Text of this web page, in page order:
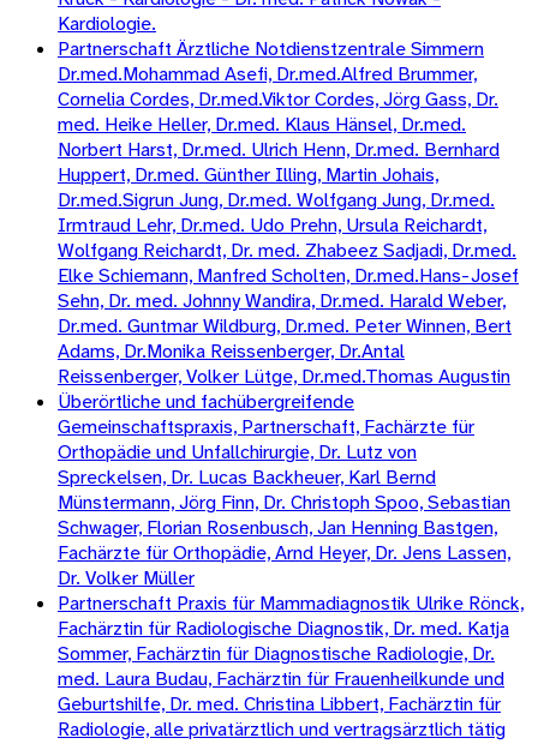
Kardiologie.
Partnerschaft Ärztliche Notdienstzentrale Simmern
Dr.med.Mohammad Asefi, Dr.med.Alfred Brummer,
Cornelia Cordes, Dr.med.Viktor Cordes, Jörg Gass, Dr.
med. Heike Heller, Dr.med. Klaus Hänsel, Dr.med.
Norbert Harst, Dr.med. Ulrich Henn, Dr.med. Bernhard
Huppert, Dr.med. Günther Illing, Martin Johais,
Dr.med.Sigrun Jung, Dr.med. Wolfgang Jung, Dr.med.
Irmtraud Lehr, Dr.med. Udo Prehn, Ursula Reichardt,
Wolfgang Reichardt, Dr. med. Zhabeez Sadjadi, Dr.med.
Elke Schiemann, Manfred Scholten, Dr.med.Hans-Josef
Sehn, Dr. med. Johnny Wandira, Dr.med. Harald Weber,
Dr.med. Guntmar Wildburg, Dr.med. Peter Winnen, Bert
Adams, Dr.Monika Reissenberger, Dr.Antal
Reissenberger, Volker Lütge, Dr.med.Thomas Augustin
Überörtliche und fachübergreifende
Gemeinschaftspraxis, Partnerschaft, Fachärzte für
Orthopädie und Unfallchirurgie, Dr. Lutz von
Spreckelsen, Dr. Lucas Backheuer, Karl Bernd
Münstermann, Jörg Finn, Dr. Christoph Spoo, Sebastian
Schwager, Florian Rosenbusch, Jan Henning Bastgen,
Fachärzte für Orthopädie, Arnd Heyer, Dr. Jens Lassen,
Dr. Volker Müller
Partnerschaft Praxis für Mammadiagnostik Ulrike Rönck,
Fachärztin für Radiologische Diagnostik, Dr. med. Katja
Sommer, Fachärztin für Diagnostische Radiologie, Dr.
med. Laura Budau, Fachärztin für Frauenheilkunde und
Geburtshilfe, Dr. med. Christina Libbert, Fachärztin für
Radiologie, alle privatärztlich und vertragsärztlich tätig